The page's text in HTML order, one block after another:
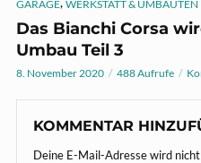
GARAGE WERKSTATT & UMBAUTEN
Das Bianchi Corsa
Umbau Teil 3
8. November 2020 488 Aufrufe
KOMMENTAR
Deine E-Mail-Adresse wird